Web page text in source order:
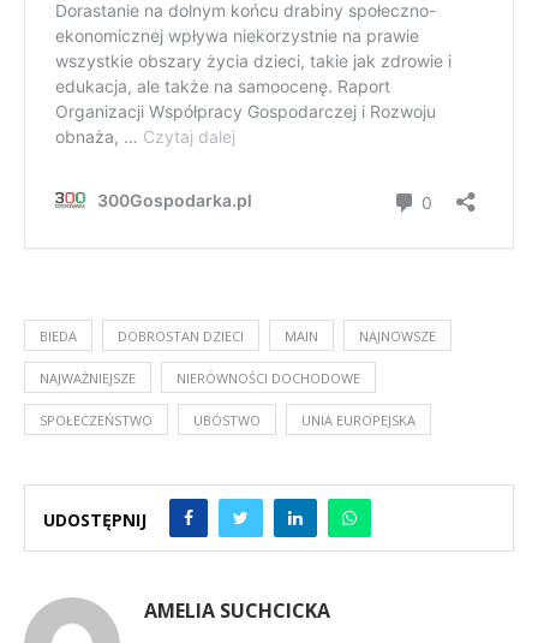
BIEDA DOBROSTAN DZIECI MAIN NAJNOWSZE
NAJWAŻNIEJSZE NIERÓWNOŚCI DOCHODOWE
SPOŁECZEŃSTWO UBÓSTWO UNIA EUROPEJSKA
UDOSTĘPNIJ
AMELIA SUCHCICKA